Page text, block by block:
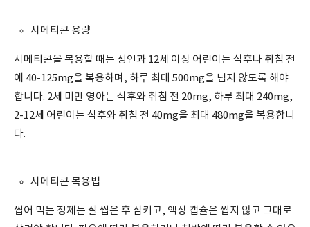
시메티콘 용량
시메티콘을 복용할 때는 성인과 12세 이상 어린이는 식후나 취침 전
에 40-125mg을 복용하며, 하루 최대 500mg을 넘지 않도록 해야
합니다. 2세 미만 영아는 식후와 취침 전 20mg, 하루 최대 240mg,
2-12세 어린이는 식후와 취침 전 40mg을 최대 480mg을 복용합니
다.
시메티콘 복용법
씹어 먹는 정제는 잘 씹은 후 삼키고, 액상 캡슐은 씹지 않고 그대로